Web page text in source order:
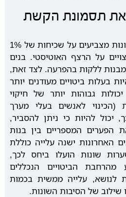
את תסמונת הקשת
מחקרים מהשנים האחרונות מצביעים על שכיחות של 1%
על הרצף האוטיסטי. בנים
הם בעלי סיכון של פי 4 מבנות ללקות בהפרעה. לצד זאת,
בעלות ביטויים מעודנים יותר
גבוהות יותר של חיקוי
(הכינוי לאנשים בעלי מערך
יכול להיות כי ניתן להסביר,
הפערים המספריים בין בנות
האחרונות ישנה עלייה כוללת
שונות הועלו ביחס לכך,
הביטויים הנכללים
לנושא, עלייה ממשית בכמות
של הסיבות השונות.